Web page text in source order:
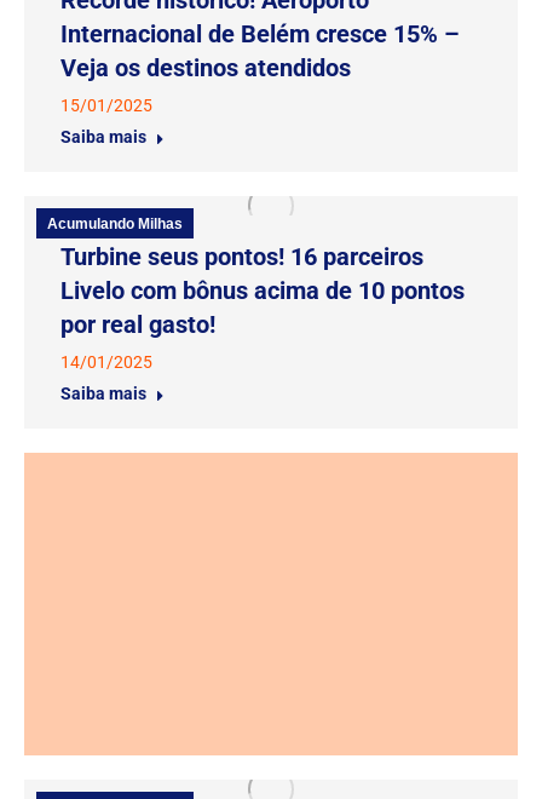
Internacional de Belém cresce 15% –
Veja os destinos atendidos
15/01/2025
Saiba mais
Acumulando Milhas
Turbine seus pontos! 16 parceiros
Livelo com bônus acima de 10 pontos
por real gasto!
14/01/2025
Saiba mais